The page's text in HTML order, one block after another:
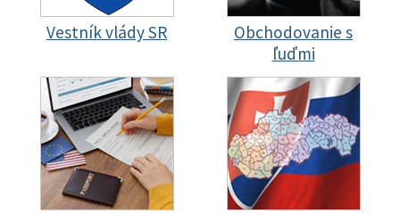
Vestník vlády SR
Obchodovanie s
ľuďmi